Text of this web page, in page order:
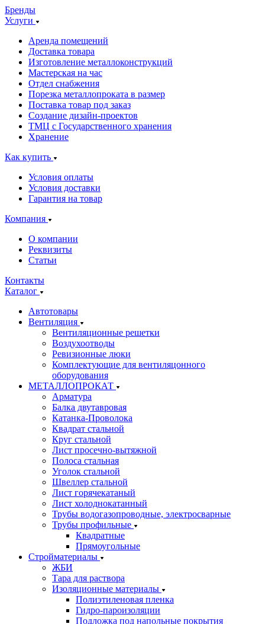
Бренды
Услуги
Аренда помещений
Доставка товара
Изготовление металлоконструкций
Мастерская на час
Отдел снабжения
Порезка металлопроката в размер
Поставка товар под заказ
Создание дизайн-проектов
ТМЦ с Государственного хранения
Хранение
Как купить
Условия оплаты
Условия доставки
Гарантия на товар
Компания
О компании
Реквизиты
Статьи
Контакты
Каталог
Автотовары
Вентиляция
Вентиляционные решетки
Воздухоотводы
Ревизионные люки
Комплектующие для вентиляцонного
оборудования
МЕТАЛЛОПРОКАТ
Арматура
Балка двутавровая
Катанка-Проволока
Квадрат стальной
Круг стальной
Лист просечно-вытяжной
Полоса стальная
Уголок стальной
Швеллер стальной
Лист горячекатаный
Лист холоднокатанный
Трубы водогазопроводные, электросварные
Трубы профильные
Квадратные
Прямоугольные
Стройматериалы
ЖБИ
Тара для раствора
Изоляционные материалы
Полиэтиленовая пленка
Гидро-пароизоляции
Подложка под напольные покрытия